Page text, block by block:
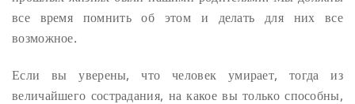
все время помнить об этом и делать для них все
возможное.
Если вы уверены, что человек умирает, тогда из
величайшего сострадания, на какое вы только способны,